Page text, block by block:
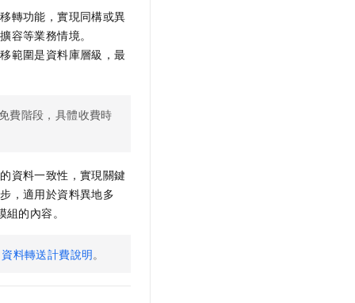
轉功能，實現同構或異
容等業務情境。
範圍是資料庫層級，最
費階段，具體收費時
資料一致性，實現關鍵
，適用於資料異地多
組的內容。
資料轉送計費說明。